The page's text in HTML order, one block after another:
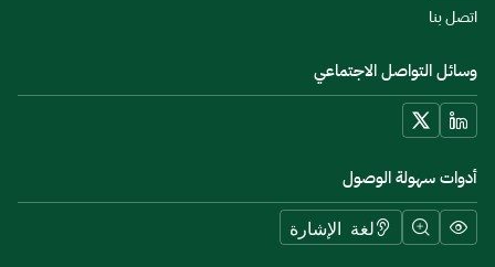
بنا
التواصل الاجتماعي
سهولة الوصول
لغة الإشارة